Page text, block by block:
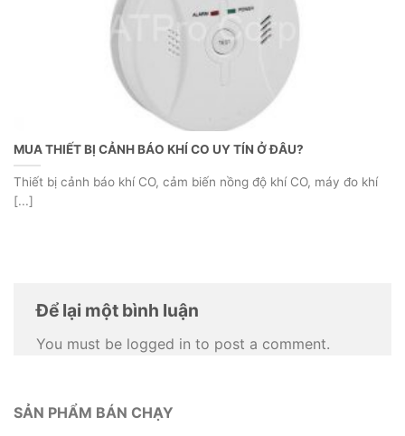
MUA THIẾT BỊ CẢNH BÁO KHÍ CO UY TÍN Ở ĐÂU?
Thiết bị cảnh báo khí CO, cảm biến nồng độ khí CO, máy đo khí
[...]
Để lại một bình luận
You must be logged in to post a comment.
SẢN PHẨM BÁN CHẠY